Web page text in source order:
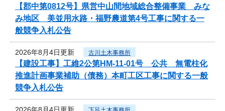
【郡中第0812号】県営中山間地域総合整備事業 みな
み地区 美並用水路・福野農道第4号工事に関する一
般競争入札公告
2026年8月4日更新 古川土木事務所
【建設工事】工維2公第HM-11-01号 公共 無電柱化
推進計画事業補助（債務）本町工区工事に関する一般
競争入札公告